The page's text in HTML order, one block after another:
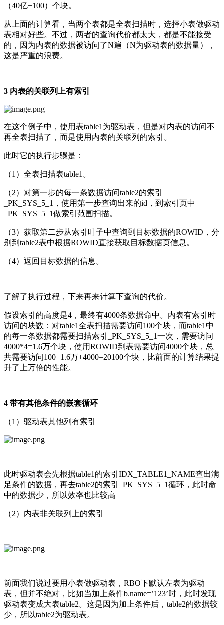
（40亿+100）个块。
从上面的计算看，当两个表都是全表扫描时，选择小表做驱动
表相对好些。不过，两者的查询代价都太大，都是不能接受
的，因为内表的数据被访问了N遍（N为驱动表的数据量），
这是严重的浪费。
3 内表的关联列上有索引
在这个例子中，使用表table1为驱动表，但是对内表的访问不
再全表扫描了，而是使用内表的关联列的索引。
此时它的执行步骤是：
（1）全表扫描表table1。
（2）对第一步的每一条数据访问table2的索引
_PK_SYS_5_1，使用第一步查询出来的id，到索引页中
_PK_SYS_5_1做索引范围扫描。
（3）获取第二步从索引叶子中查询到目标数据的ROWID，分
别到table2表中根据ROWID直接获取目标数据页信息。
（4）返回目标数据的信息。
了解了执行过程，下来再来计算下查询的代价。
假设索引的高度是4，最终有4000条数据命中。内表有索引时
访问的块数：对table1全表扫描需要访问100个块，而table1中
的每一条数据都需要扫描索引_PK_SYS_5_1一次，需要访问
4000*4=1.6万个块，使用ROWID到表需要访问4000个块，总
共需要访问100+1.6万+4000=20100个块，比前面的计算结果提
升了上万倍的性能。
4 带有其他条件的嵌套循环
（1）驱动表其他列有索引
此时驱动表会先根据table1的索引IDX_TABLE1_NAME查出满
足条件的数据，再去table2的索引_PK_SYS_5_1循环，此时命
中的数据少，所以效率也比较高
（2）内表非关联列上的索引
前面我们说过要用小表做驱动表，RBO下默认左表为驱动
表，但并不绝对，比如当加上条件b.name=’123’时，此时发现
驱动表变成大表table2。这是因为加上条件后，table2的数据较
少，所以table2为驱动表。